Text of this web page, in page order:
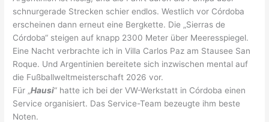
schnurgerade Strecken schier endlos. Westlich vor Córdoba
erscheinen dann erneut eine Bergkette. Die „Sierras de
Córdoba“ steigen auf knapp 2300 Meter über Meeresspiegel.
Eine Nacht verbrachte ich in Villa Carlos Paz am Stausee San
Roque. Und Argentinien bereitete sich inzwischen mental auf
die Fußballweltmeisterschaft 2026 vor.
Für „Hausi“ hatte ich bei der VW-Werkstatt in Córdoba einen
Service organisiert. Das Service-Team bezeugte ihm beste
Noten.